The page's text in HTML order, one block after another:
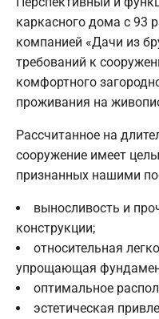
каркасного дома с 93
компанией «Дачи из
требований к
комфортного
проживания на
Рассчитанное на
сооружение имеет
признанных нашими
выносливость и
конструкции;
относительная
упрощающая
оптимальное
эстетическая